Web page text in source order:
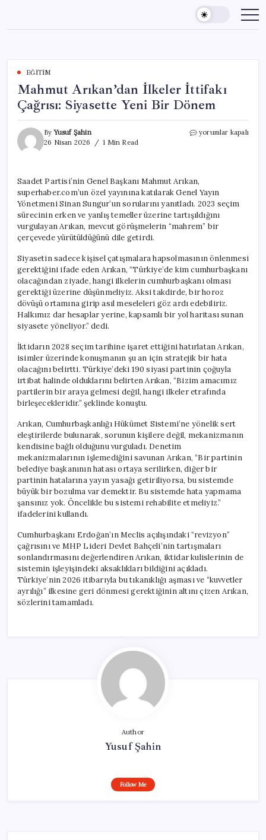
content
EĞITIM
Mahmut Arıkan’dan İlkeler İttifakı
Çağrısı: Siyasette Yeni Bir Dönem
ByYusuf Şahin
26 Nisan 2026
1 Min Read
Mahmut
Siyasette
Yeni
Bir
Dönem
için
yorumlar kapalı
Saadet Partisi’nin Genel Başkanı Mahmut Arıkan,
superhaber.com’un özel yayınına katılarak Genel Yayın
Yönetmeni Sinan Sungur’un sorularını yanıtladı. 2023 seçim
sürecinin erken ve yanlış temeller üzerine tartışıldığını
vurgulayan Arıkan, mevcut görüşmelerin “mahrem” bir
çerçevede yürütüldüğünü dile getirdi.
Siyasetin sadece kişisel çatışmalara hapsolmasının önlenmesi
gerektiğini ifade eden Arıkan, “Türkiye’de kim cumhurbaşkanı
olacağından ziyade, hangi ilkelerin cumhurbaşkanı olması
gerektiği üzerine düşünmeliyiz. Aksi takdirde, bir horoz
dövüşü ortamına girip asıl meseleleri göz ardı edebiliriz.
Halkımız dar hesaplar yerine, kapsamlı bir yol haritası sunan
siyasete yöneliyor.” dedi.
İktidarın 2028 seçim tarihine işaret ettiğini hatırlatan Arıkan,
isimler üzerinde konuşmanın şu an için stratejik bir hata
olacağını belirtti. Türkiye’deki 190 siyasi partinin çoğuyla
irtibat halinde olduklarını belirten Arıkan, “Bizim amacımız
partilerin bir araya gelmesi değil, hangi ilkeler etrafında
birleşecekleridir.” şeklinde konuştu.
Arıkan, Cumhurbaşkanlığı Hükümet Sistemi’ne yönelik sert
eleştirilerde bulunarak, sorunun kişilere değil, mekanizmanın
kendisine bağlı olduğunu vurguladı. Denetim
mekanizmalarının işlemediğini savunan Arıkan, “Bir partinin
belediye başkanının hatası ortaya serilirken, diğer bir
partinin hatalarına yayın yasağı getiriliyorsa, bu sistemde
büyük bir bozulma var demektir. Bu sistemde hata yapmama
şansınız yok. Öncelikle bu sistemi rehabilite etmeliyiz.”
ifadelerini kullandı.
Cumhurbaşkanı Erdoğan’ın Meclis açılışındaki “revizyon”
çağrısını ve MHP Lideri Devlet Bahçeli’nin tartışmaları
sonlandırmasını değerlendiren Arıkan, iktidar kulislerinin de
sistemin işleyişindeki aksaklıkları bildiğini açıkladı.
Türkiye’nin 2026 itibarıyla bu tıkanıklığı aşması ve “kuvvetler
ayrılığı” ilkesine geri dönmesi gerektiğinin altını çizen Arıkan,
sözlerini tamamladı.
Author
Yusuf Şahin
Follow Me